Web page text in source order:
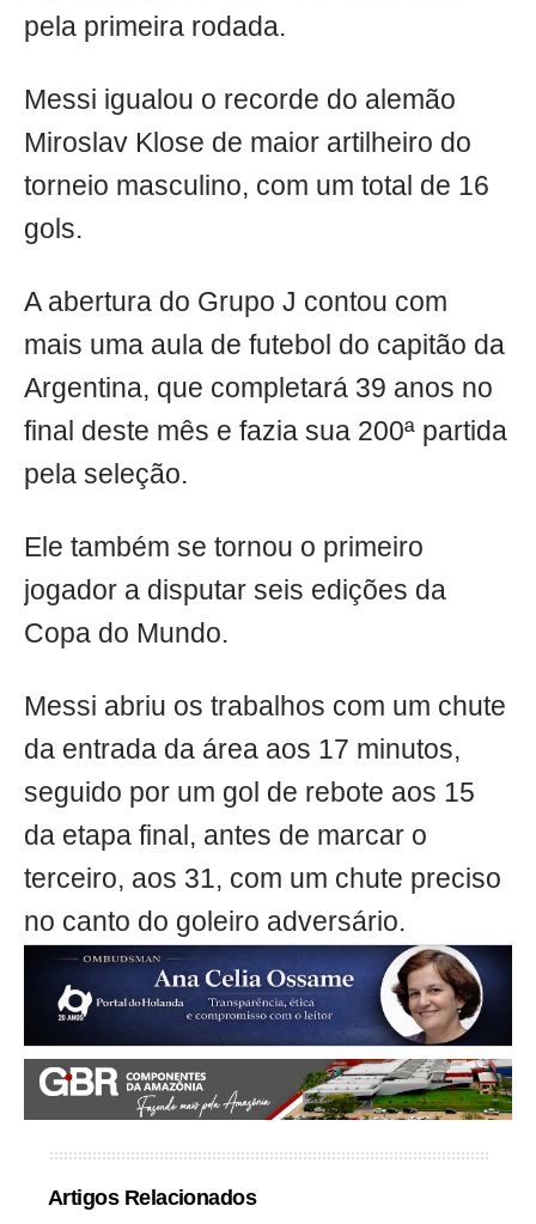
pela primeira rodada.
Messi igualou o recorde do alemão
Miroslav Klose de maior artilheiro do
torneio masculino, com um total de 16
gols.
A abertura do Grupo J contou com
mais uma aula de futebol do capitão da
Argentina, que completará 39 anos no
final deste mês e fazia sua 200ª partida
pela seleção.
Ele também se tornou o primeiro
jogador a disputar seis edições da
Copa do Mundo.
Messi abriu os trabalhos com um chute
da entrada da área aos 17 minutos,
seguido por um gol de rebote aos 15
da etapa final, antes de marcar o
terceiro, aos 31, com um chute preciso
no canto do goleiro adversário.
Artigos Relacionados